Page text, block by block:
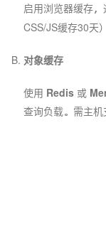
启用浏览器缓存，
CSS/JS缓存30天
对象缓存
使用 Redis或
查询负载。需主机